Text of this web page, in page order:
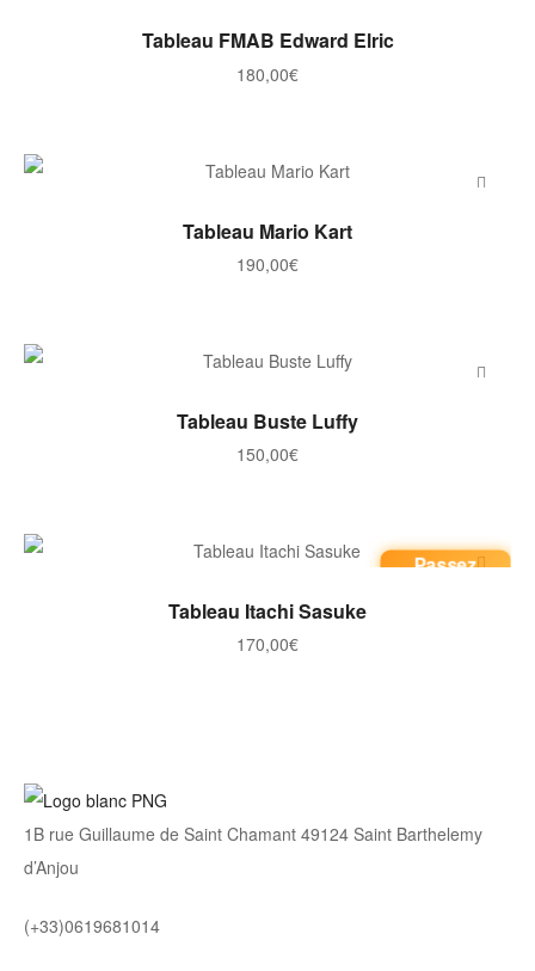
AJOUTER AU PANIER
Tableau FMAB Edward Elric
180,00€
AJOUTER AU PANIER
Tableau Mario Kart
190,00€
AJOUTER AU PANIER
Tableau Buste Luffy
150,00€
Passez
AJOUTER AU PANIER
Tableau Itachi Sasuke
170,00€
1B rue Guillaume de Saint Chamant 49124 Saint Barthelemy
d’Anjou
(+33)0619681014